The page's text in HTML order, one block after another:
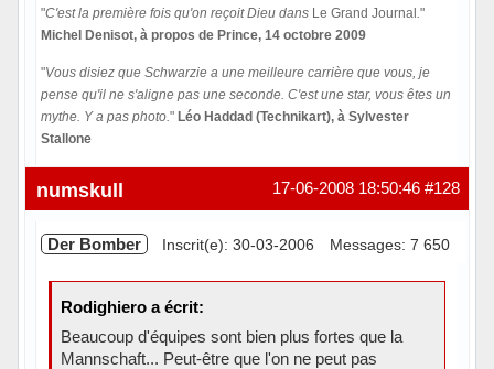
"C'est la première fois qu'on reçoit Dieu dansLe Grand Journal."
Michel Denisot, à propos de Prince, 14 octobre 2009
"Vous disiez que Schwarzie a une meilleure carrière que vous, je
pense qu'il ne s'aligne pas une seconde. C'est une star, vous êtes un
mythe. Y a pas photo." Léo Haddad (Technikart), à Sylvester
Stallone
Hors ligne #128
17-06-2008 18:50:46
numskull
Der Bomber Inscrit(e): 30-03-2006 Messages: 7 650
Rodighiero a écrit:
Beaucoup d'équipes sont bien plus fortes que la
Mannschaft... Peut-être que l'on ne peut pas